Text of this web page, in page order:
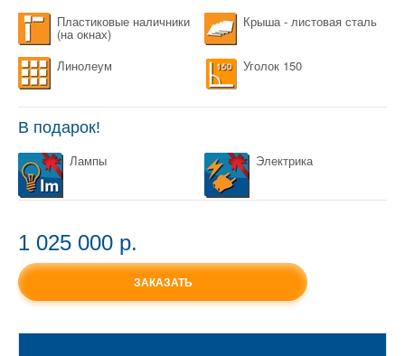
Пластиковые наличники
(на окнах)
Крыша - листовая сталь
Линолеум Уголок 150
В подарок!
Лампы Электрика
1 025 000 p.
ЗАКАЗАТЬ